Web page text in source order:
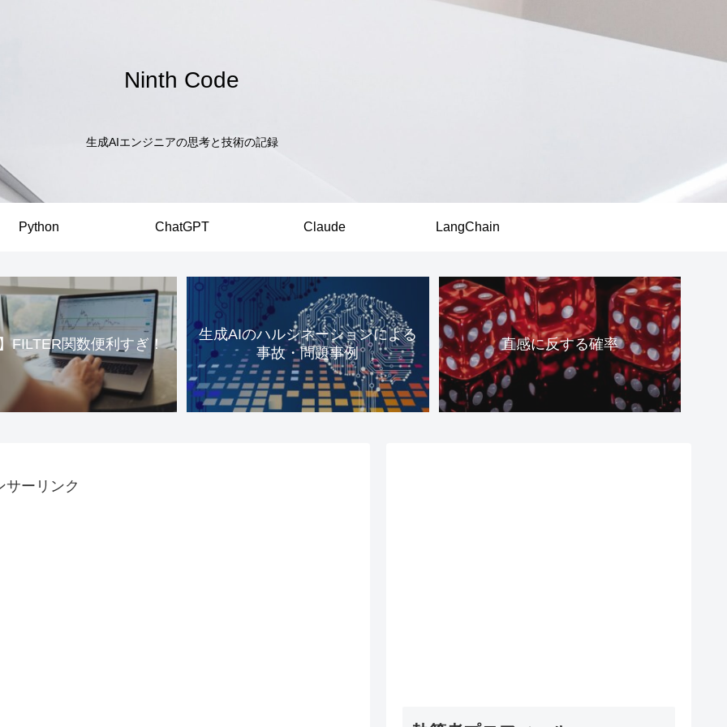
Ninth Code
生成AIエンジニアの思考と技術の記録
Python ChatGPT Claude LangChain
FILTER関数便利すぎ！
生成AIのハルシネーションによる
事故・問題事例
直感に反する確率
サーリンク